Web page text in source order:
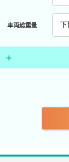
車両総重量